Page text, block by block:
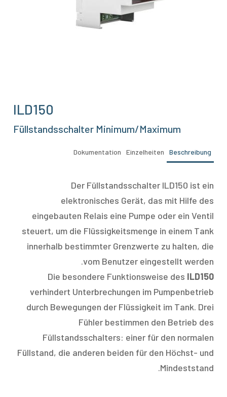
ILD150
Füllstandsschalter Minimum/Maximum
Beschreibung
Einzelheiten
Dokumentation
Der Füllstandsschalter ILD150 ist ein
elektronisches Gerät, das mit Hilfe des
eingebauten Relais eine Pumpe oder ein Ventil
steuert, um die Flüssigkeitsmenge in einem Tank
innerhalb bestimmter Grenzwerte zu halten, die
vom Benutzer eingestellt werden.
Die besondere Funktionsweise des ILD150
verhindert Unterbrechungen im Pumpenbetrieb
durch Bewegungen der Flüssigkeit im Tank. Drei
Fühler bestimmen den Betrieb des
Füllstandsschalters: einer für den normalen
Füllstand, die anderen beiden für den Höchst- und
Mindeststand.